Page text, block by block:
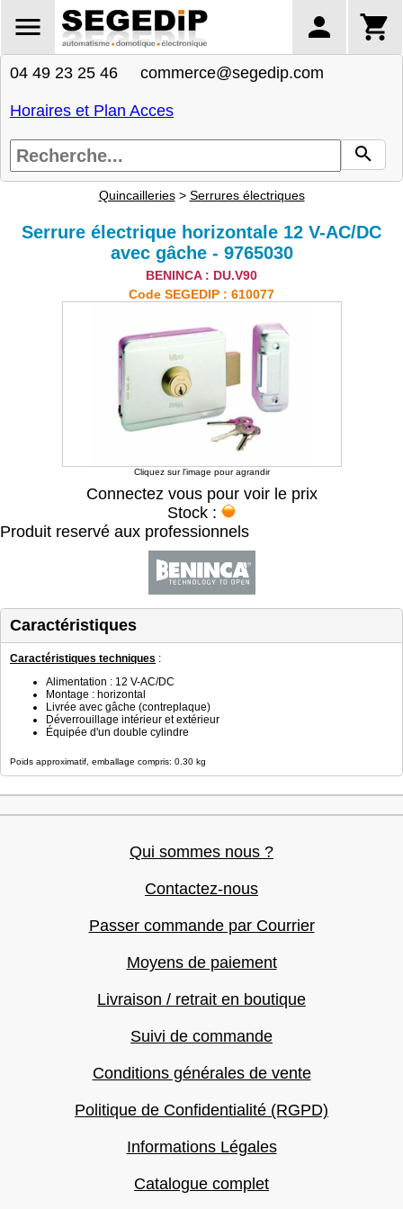
04 49 23 25 46 commerce@segedip.com
Horaires et Plan Acces
Quincailleries> Serrures électriques
Serrure électrique horizontale 12 V-AC/DC
avec gâche - 9765030
BENINCA : DU.V90
Code SEGEDIP : 610077
Cliquez sur l'image pour agrandir
Connectez vous pour voir le prix
Stock :
Produit reservé aux professionnels
Caractéristiques
Caractéristiques techniques :
Alimentation : 12 V-AC/DC
Montage : horizontal
Livrée avec gâche (contreplaque)
Déverrouillage intérieur et extérieur
Équipée d'un double cylindre
Poids approximatif, emballage compris: 0.30 kg
Qui sommes nous ?
Contactez-nous
Passer commande par Courrier
Moyens de paiement
Livraison / retrait en boutique
Suivi de commande
Conditions générales de vente
Politique de Confidentialité (RGPD)
Informations Légales
Catalogue complet